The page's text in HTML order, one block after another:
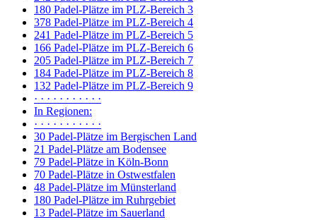
180 Padel-Plätze im PLZ-Bereich 3
378 Padel-Plätze im PLZ-Bereich 4
241 Padel-Plätze im PLZ-Bereich 5
166 Padel-Plätze im PLZ-Bereich 6
205 Padel-Plätze im PLZ-Bereich 7
184 Padel-Plätze im PLZ-Bereich 8
132 Padel-Plätze im PLZ-Bereich 9
· · · · · · · · · · ·
In Regionen:
· · · · · · · · · · ·
30 Padel-Plätze im Bergischen Land
21 Padel-Plätze am Bodensee
79 Padel-Plätze in Köln-Bonn
70 Padel-Plätze in Ostwestfalen
48 Padel-Plätze im Münsterland
180 Padel-Plätze im Ruhrgebiet
13 Padel-Plätze im Sauerland